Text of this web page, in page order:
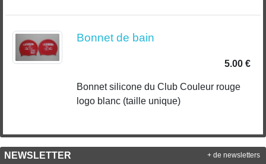
Bonnet de bain
5.00 €
Bonnet silicone du Club Couleur rouge
logo blanc (taille unique)
NEWSLETTER + de newsletters